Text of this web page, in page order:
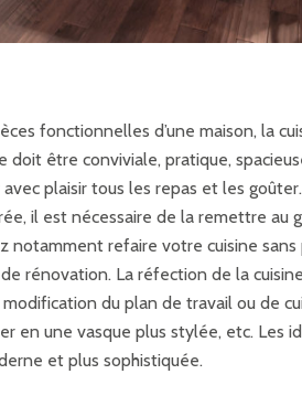
fonctionnelles d’une maison, la
doit être conviviale, pratique,
plaisir tous les repas et les
il est nécessaire de la remettre au
notamment refaire votre cuisine
rénovation. La réfection de la
du plan de travail ou de
en une vasque plus stylée, etc. Les
et plus sophistiquée.